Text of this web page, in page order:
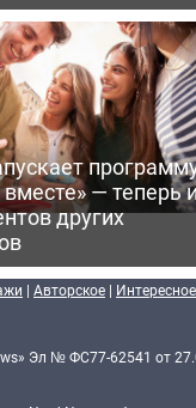
— теперь
других
| Авторское | Интересное
Эл № ФС77-62541 от